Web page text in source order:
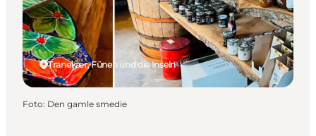
Tranekær, Fünen und die Inseln
Foto: Den gamle smedie